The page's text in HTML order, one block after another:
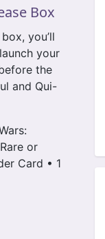
Box
you’ll
your
the
and Qui-
or
Card • 1